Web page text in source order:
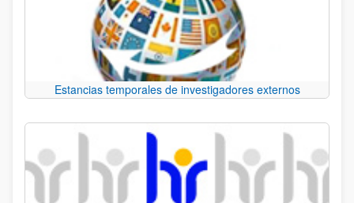
Estancias temporales de investigadores externos